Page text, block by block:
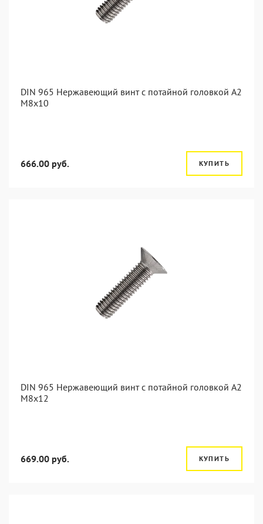
DIN 965 Нержавеющий винт с потайной головкой А2
М8x10
666.00 руб. КУПИТЬ
DIN 965 Нержавеющий винт с потайной головкой А2
М8x12
669.00 руб. КУПИТЬ